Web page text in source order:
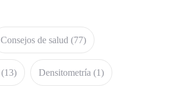
Consejos de salud (77)
(13) Densitometría (1)